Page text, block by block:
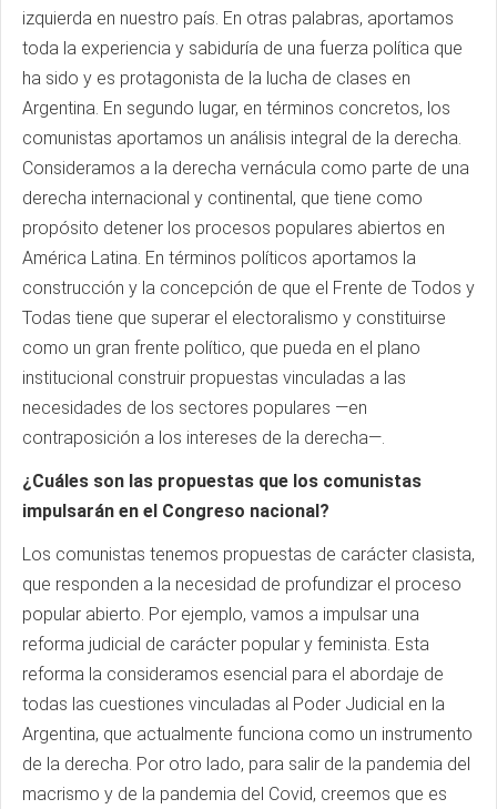
izquierda en nuestro país. En otras palabras, aportamos
toda la experiencia y sabiduría de una fuerza política que
ha sido y es protagonista de la lucha de clases en
Argentina. En segundo lugar, en términos concretos, los
comunistas aportamos un análisis integral de la derecha.
Consideramos a la derecha vernácula como parte de una
derecha internacional y continental, que tiene como
propósito detener los procesos populares abiertos en
América Latina. En términos políticos aportamos la
construcción y la concepción de que el Frente de Todos y
Todas tiene que superar el electoralismo y constituirse
como un gran frente político, que pueda en el plano
institucional construir propuestas vinculadas a las
necesidades de los sectores populares —en
contraposición a los intereses de la derecha—.
¿Cuáles son las propuestas que los comunistas
impulsarán en el Congreso nacional?
Los comunistas tenemos propuestas de carácter clasista,
que responden a la necesidad de profundizar el proceso
popular abierto. Por ejemplo, vamos a impulsar una
reforma judicial de carácter popular y feminista. Esta
reforma la consideramos esencial para el abordaje de
todas las cuestiones vinculadas al Poder Judicial en la
Argentina, que actualmente funciona como un instrumento
de la derecha. Por otro lado, para salir de la pandemia del
macrismo y de la pandemia del Covid, creemos que es